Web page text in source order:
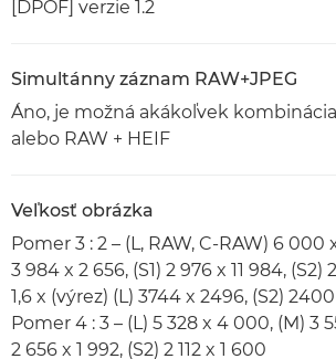
[DPOF] verzie 1.2
Simultánny záznam RAW+JPEG
Áno, je možná akákoľvek kombinácia
alebo RAW + HEIF
Veľkosť obrázka
Pomer 3 : 2 – (L, RAW, C-RAW) 6 000
3 984 x 2 656, (S1) 2 976 x 11 984, (S2)
1,6 x (výrez) (L) 3744 x 2496, (S2)
Pomer 4 : 3 – (L) 5 328 x 4 000, (M) 3
2 656 x 1 992, (S2) 2 112 x 1 600